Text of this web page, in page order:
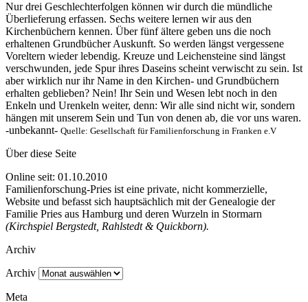
Nur drei Geschlechterfolgen können wir durch die mündliche
Überlieferung erfassen. Sechs weitere lernen wir aus den
Kirchenbüchern kennen. Über fünf ältere geben uns die noch
erhaltenen Grundbücher Auskunft. So werden längst vergessene
Voreltern wieder lebendig. Kreuze und Leichensteine sind längst
verschwunden, jede Spur ihres Daseins scheint verwischt zu sein. Ist
aber wirklich nur ihr Name in den Kirchen- und Grundbüchern
erhalten geblieben? Nein! Ihr Sein und Wesen lebt noch in den
Enkeln und Urenkeln weiter, denn: Wir alle sind nicht wir, sondern
hängen mit unserem Sein und Tun von denen ab, die vor uns waren.
-unbekannt- Quelle: Gesellschaft für Familienforschung in Franken e.V
Über diese Seite
Online seit: 01.10.2010
Familienforschung-Pries ist eine private, nicht kommerzielle,
Website und befasst sich hauptsächlich mit der Genealogie der
Familie Pries aus Hamburg und deren Wurzeln in Stormarn
(Kirchspiel Bergstedt, Rahlstedt & Quickborn).
Archiv
Archiv
Meta